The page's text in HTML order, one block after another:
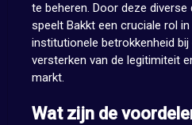
te beheren. Door deze diverse
speelt Bakkt een cruciale rol
institutionele betrokkenheid
versterken van de legitimiteit
markt.
Wat zijn de